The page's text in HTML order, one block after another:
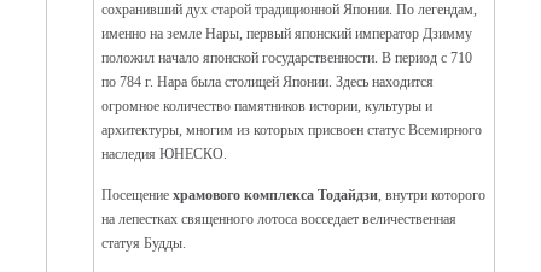
сохранивший дух старой традиционной Японии. По легендам,
именно на земле Нары, первый японский император Дзимму
положил начало японской государственности. В период с 710
по 784 г. Нара была столицей Японии. Здесь находится
огромное количество памятников истории, культуры и
архитектуры, многим из которых присвоен статус Всемирного
наследия ЮНЕСКО.
Посещение храмового комплекса Тодайдзи , внутри которого
на лепестках священного лотоса восседает величественная
статуя Будды.